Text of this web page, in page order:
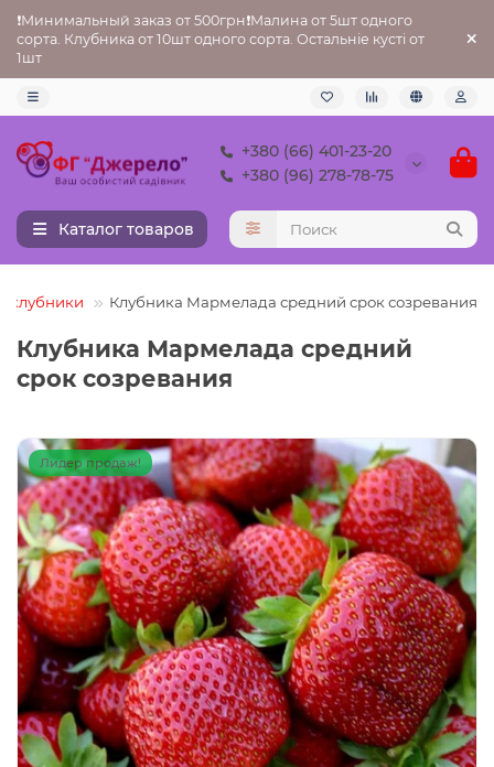
❗Минимальный заказ от 500грн❗Малина от 5шт одного
сорта. Клубника от 10шт одного сорта. Остальніе кусті от
1шт
+380 (66) 401-23-20
+380 (96) 278-78-75
Каталог товаров
клубники Клубника Мармелада средний срок созревания
Клубника Мармелада средний
срок созревания
Лидер продаж!